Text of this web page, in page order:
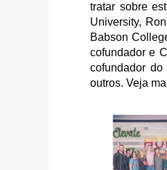
tratar sobre
University,
Babson
cofundador e
cofundador
outros. Veja